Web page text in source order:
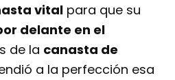
vital para que su
delante en el
de la canasta de
a la perfección esa